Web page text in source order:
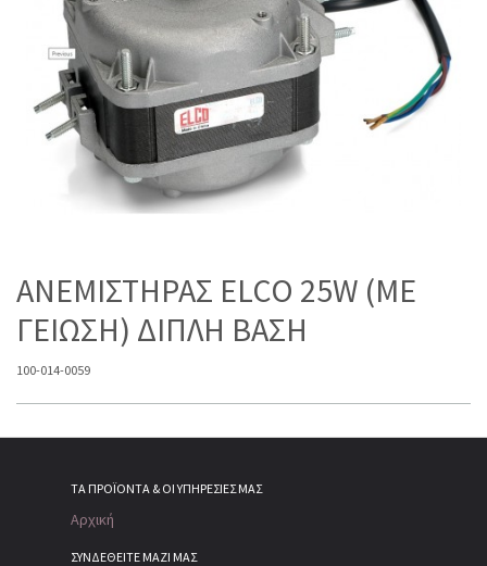
ΑΝΕΜΙΣΤΗΡΑΣ ELCO 25W (ME
ΓΕΙΩΣΗ) ΔΙΠΛΗ ΒΑΣΗ
100-014-0059
ΤΑ ΠΡΟΪΌΝΤΑ & ΟΙ ΥΠΗΡΕΣΊΕΣ ΜΑΣ
Αρχική
ΣΥΝΔΕΘΕΙΤΕ ΜΑΖΙ ΜΑΣ